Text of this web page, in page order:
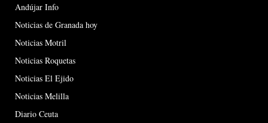
Andújar Info
Noticias de Granada hoy
Noticias Motril
Noticias Roquetas
Noticias El Ejido
Noticias Melilla
Diario Ceuta